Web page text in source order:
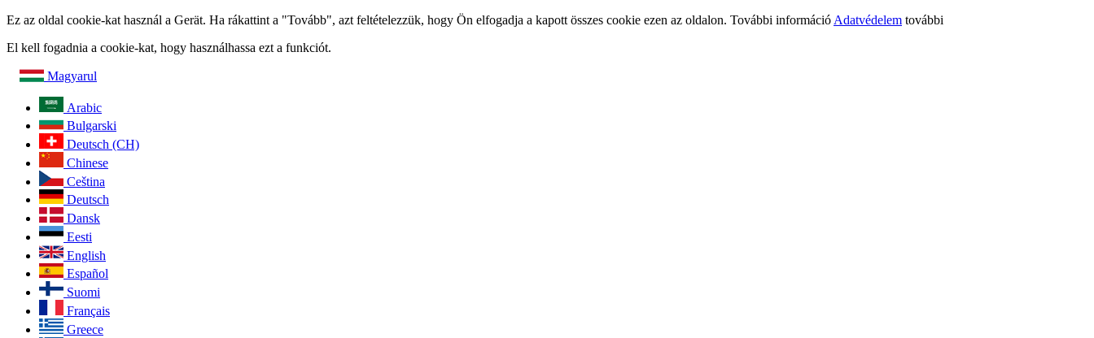
Ez az oldal cookie-kat használ a Gerät. Ha rákattint a "Tovább", azt feltételezzük, hogy Ön elfogadja a kapott összes cookie ezen az oldalon. További információ Adatvédelem további
El kell fogadnia a cookie-kat, hogy használhassa ezt a funkciót.
Magyarul
Arabic
Bulgarski
Deutsch (CH)
Chinese
Ceština
Deutsch
Dansk
Eesti
English
Español
Suomi
Français
Greece